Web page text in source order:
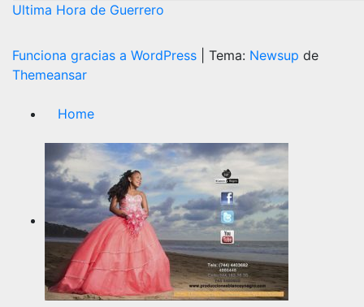
Ultima Hora de Guerrero
Funciona gracias a WordPress Tema: Newsup de
Themeansar
Home